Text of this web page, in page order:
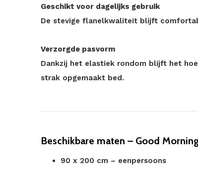
Geschikt voor dagelijks gebruik
De stevige flanelkwaliteit blijft
Verzorgde pasvorm
Dankzij het elastiek rondom blijft het
strak opgemaakt bed.
Beschikbare maten – Good
90 x 200 cm – eenpersoons